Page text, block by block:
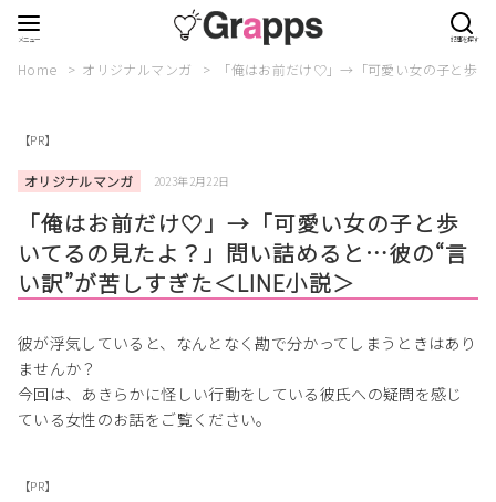
Home オリジナルマンガ 「俺はお前だけ♡」→「可愛い女の子と歩
【PR】
オリジナルマンガ 2023年2月22日
「俺はお前だけ♡」→「可愛い女の子と歩
いてるの見たよ？」問い詰めると…彼の“言
い訳”が苦しすぎた＜LINE小説＞
彼が浮気していると、なんとなく勘で分かってしまうときはあり
ませんか？
今回は、あきらかに怪しい行動をしている彼氏への疑問を感じ
ている女性のお話をご覧ください。
【PR】